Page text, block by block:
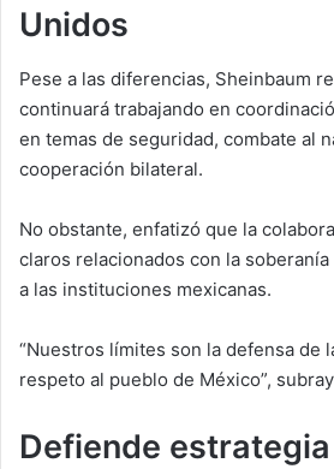
Unidos
Pese a las diferencias, Sheinbaum
continuará trabajando en
en temas de seguridad, combate al
cooperación bilateral.
No obstante, enfatizó que la
claros relacionados con la
a las instituciones mexicanas.
“Nuestros límites son la defensa de
respeto al pueblo de México”,
Defiende